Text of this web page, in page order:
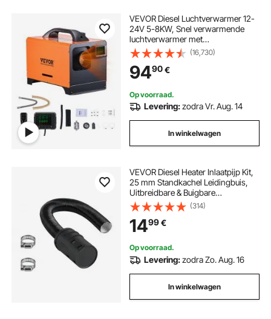
VEVOR Diesel Luchtverwarmer 12-
24V 5-8KW, Snel verwarmende
luchtverwarmer met
afstandsbediening en vierkant
digitaal kleurendisplay, geluidsarm,
voor camper, vrachtwagen, boot,
trailer
(16,730)
9490€
Op voorraad.
Levering:zodra Vr. Aug. 14
In winkelwagen
VEVOR Diesel Heater Inlaatpijp Kit,
25 mm Standkachel Leidingbuis,
Uitbreidbare & Buigbare
Luchtinlaatfilter Demperslang Kit
voor 2 kW 5 kW 8 kW
Luchtverwarmer
(314)
1499€
Op voorraad.
Levering:zodra Zo. Aug. 16
In winkelwagen